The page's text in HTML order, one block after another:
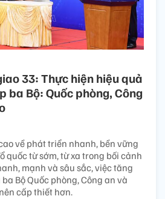
33: Thực hiện hiệu quả
ba Bộ: Quốc phòng, Công
về phát triển nhanh, bền vững
quốc từ sớm, từ xa trong bối cảnh
mạnh và sâu sắc, việc tăng
Bộ Quốc phòng, Công an và
cấp thiết hơn.